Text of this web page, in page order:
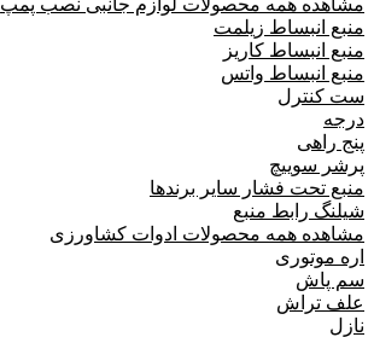
مشاهده همه محصولات لوازم جانبی نصب پمپ
منبع انبساط زیلمت
منبع انبساط کاریز
منبع انبساط واتس
ست کنترل
درجه
پنج راهی
پرشر سوییچ
منبع تحت فشار سایر برندها
شیلنگ رابط منبع
مشاهده همه محصولات ادوات کشاورزی
اره موتوری
سم پاش
علف تراش
نازل